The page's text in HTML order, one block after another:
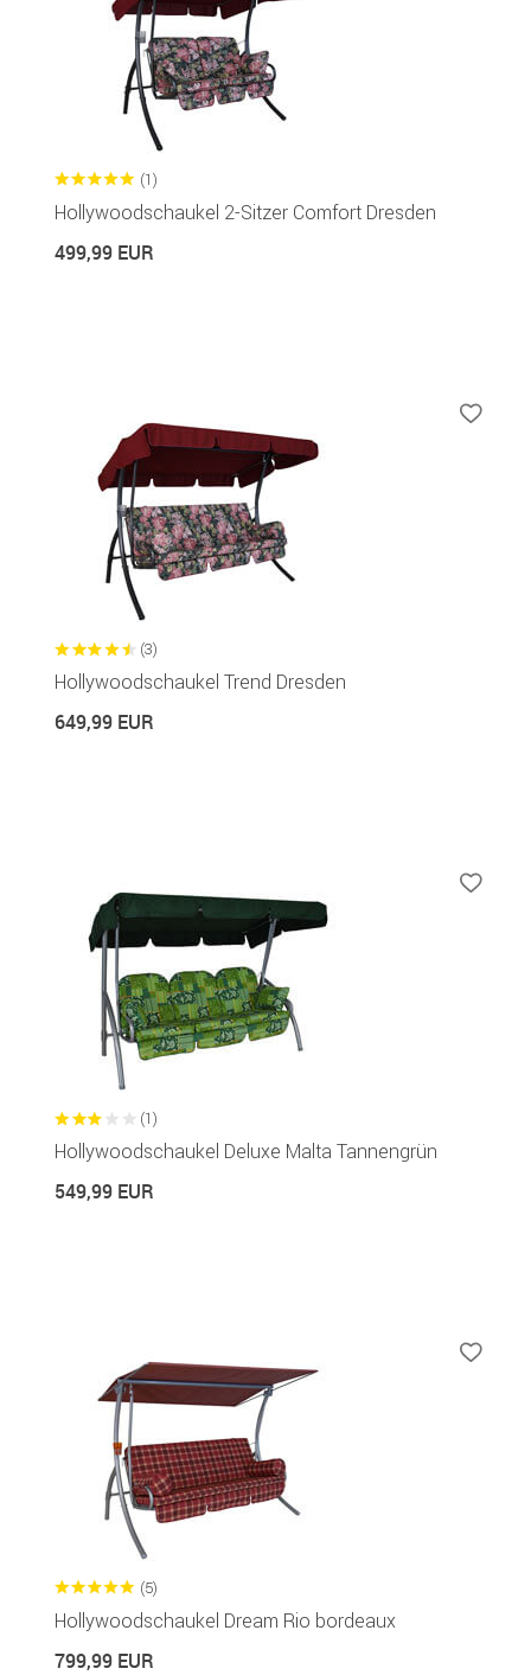
(1)
Hollywoodschaukel 2-Sitzer Comfort Dresden
499,99 EUR
(3)
Hollywoodschaukel Trend Dresden
649,99 EUR
(1)
Hollywoodschaukel Deluxe Malta Tannengrün
549,99 EUR
(5)
Hollywoodschaukel Dream Rio bordeaux
799,99 EUR